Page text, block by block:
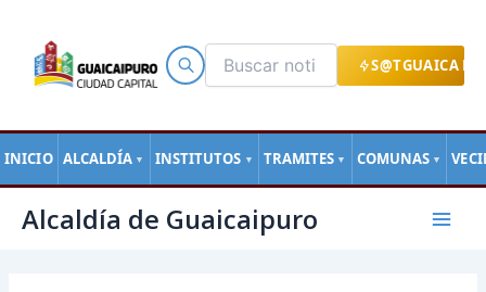
S@TGUAICA
INICIO ALCALDÍA ▼ INSTITUTOS ▼ TRAMITES ▼ COMUNAS ▼
contenido
Alcaldía de Guaicaipuro
Main
de